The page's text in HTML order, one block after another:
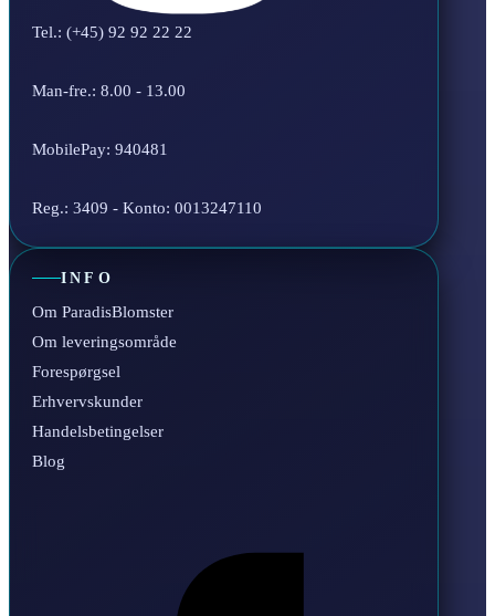
Tel.: (+45) 92 92 22 22
Man-fre.: 8.00 - 13.00
MobilePay: 940481
Reg.: 3409 - Konto: 0013247110
INFO
Om ParadisBlomster
Om leveringsområde
Forespørgsel
Erhvervskunder
Handelsbetingelser
Blog